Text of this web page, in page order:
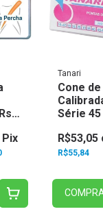
Pix
Tanari
Cone de
Série 45
R$55,84
R$53,05